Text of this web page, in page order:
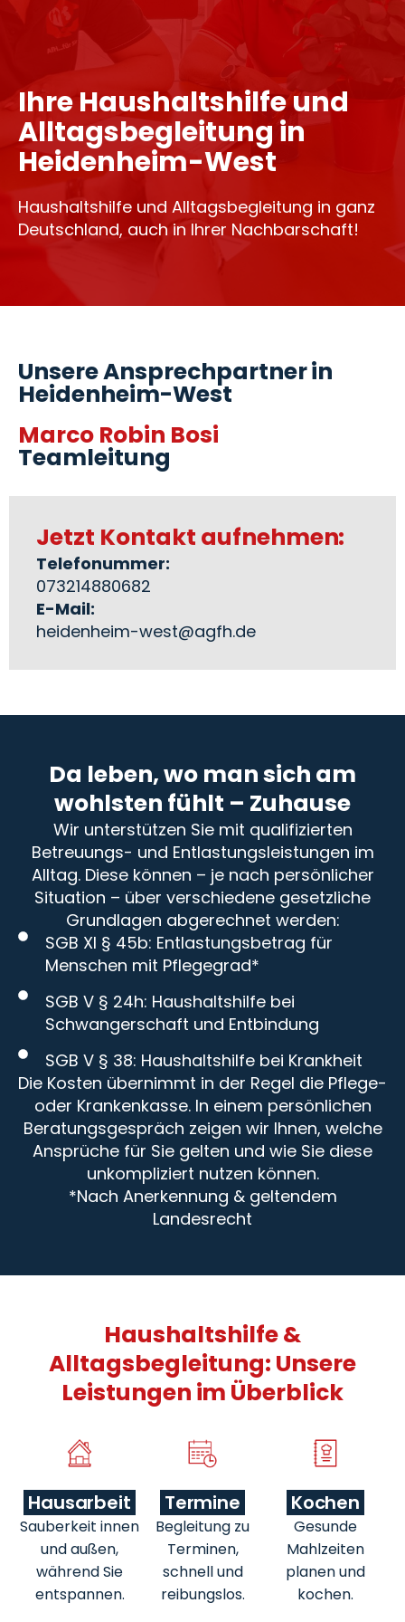
Ihre Haushaltshilfe und
Alltagsbegleitung in
Heidenheim-West
Haushaltshilfe und Alltagsbegleitung in ganz
Deutschland, auch in Ihrer Nachbarschaft!
Unsere Ansprechpartner in
Heidenheim-West
Marco Robin Bosi
Teamleitung
Jetzt Kontakt aufnehmen:
Telefonummer:
073214880682
E-Mail:
heidenheim-west@agfh.de
Da leben, wo man sich am
wohlsten fühlt – Zuhause
Wir unterstützen Sie mit qualifizierten
Betreuungs- und Entlastungsleistungen im
Alltag. Diese können – je nach persönlicher
Situation – über verschiedene gesetzliche
Grundlagen abgerechnet werden:
SGB XI § 45b: Entlastungsbetrag für
Menschen mit Pflegegrad*
SGB V § 24h: Haushaltshilfe bei
Schwangerschaft und Entbindung
SGB V § 38: Haushaltshilfe bei Krankheit
Die Kosten übernimmt in der Regel die Pflege-
oder Krankenkasse. In einem persönlichen
Beratungsgespräch zeigen wir Ihnen, welche
Ansprüche für Sie gelten und wie Sie diese
unkompliziert nutzen können.
*Nach Anerkennung & geltendem
Landesrecht
Haushaltshilfe &
Alltagsbegleitung: Unsere
Leistungen im Überblick
Hausarbeit
Sauberkeit innen
und außen,
während Sie
entspannen.
Termine
Begleitung zu
Terminen,
schnell und
reibungslos.
Kochen
Gesunde
Mahlzeiten
planen und
kochen.